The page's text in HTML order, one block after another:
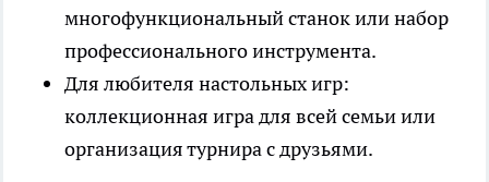
многофункциональный станок или набор
профессионального инструмента.
Для любителя настольных игр:
коллекционная игра для всей семьи или
организация турнира с друзьями.